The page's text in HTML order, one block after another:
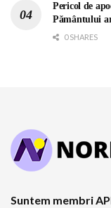
Pericol de
Pământului
0 SHARES
Suntem membri